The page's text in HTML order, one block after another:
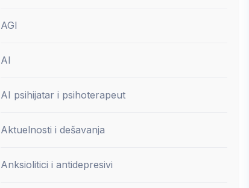
AGI
AI
AI psihijatar i psihoterapeut
Aktuelnosti i dešavanja
Anksiolitici i antidepresivi